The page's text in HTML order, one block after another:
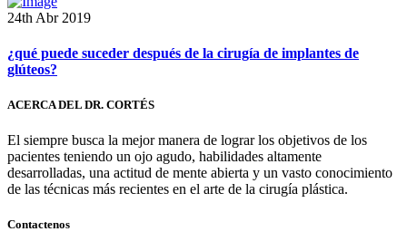
24th Abr 2019
¿qué puede suceder después de la cirugía de implantes de
glúteos?
ACERCA DEL DR. CORTÉS
El siempre busca la mejor manera de lograr los objetivos de los
pacientes teniendo un ojo agudo, habilidades altamente
desarrolladas, una actitud de mente abierta y un vasto conocimiento
de las técnicas más recientes en el arte de la cirugía plástica.
Contactenos